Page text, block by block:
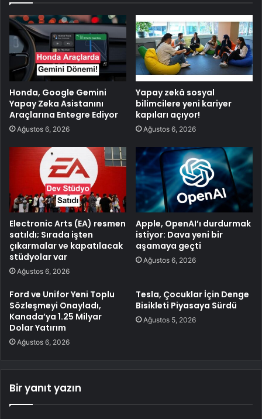
Honda, Google Gemini
Yapay Zeka Asistanını
Araçlarına Entegre Ediyor
Ağustos 6, 2026
Yapay zekâ sosyal
bilimcilere yeni kariyer
kapıları açıyor!
Ağustos 6, 2026
Electronic Arts (EA) resmen
satıldı; Sırada işten
çıkarmalar ve kapatılacak
stüdyolar var
Ağustos 6, 2026
Apple, OpenAI’ı durdurmak
istiyor: Dava yeni bir
aşamaya geçti
Ağustos 6, 2026
Ford ve Unifor Yeni Toplu
Sözleşmeyi Onayladı,
Kanada’ya 1.25 Milyar
Dolar Yatırım
Ağustos 6, 2026
Tesla, Çocuklar İçin Denge
Bisikleti Piyasaya Sürdü
Ağustos 5, 2026
Bir yanıt yazın